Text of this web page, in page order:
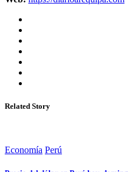
Related Story
Economía Perú